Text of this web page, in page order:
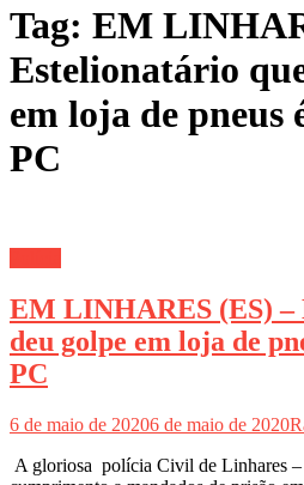
Tag: EM
Estelionatário
em loja de pneus
PC
EM LINHARES (ES) –
deu golpe em loja de
PC
6 de maio de 20206 de maio de 2020
A gloriosa polícia Civil de